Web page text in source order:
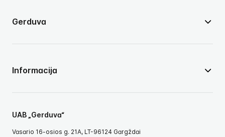
UAB „Gerduva“
Vasario 16-osios g. 21A, LT-96124 Gargždai
Gerduva
Informacija